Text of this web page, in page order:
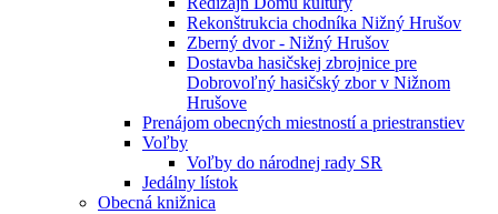
Rekonštrukcia chodníka Nižný Hrušov
Zberný dvor - Nižný Hrušov
Dostavba hasičskej zbrojnice pre
Dobrovoľný hasičský zbor v Nižnom
Hrušove
Prenájom obecných miestností a priestranstiev
Voľby
Voľby do národnej rady SR
Jedálny lístok
Obecná knižnica